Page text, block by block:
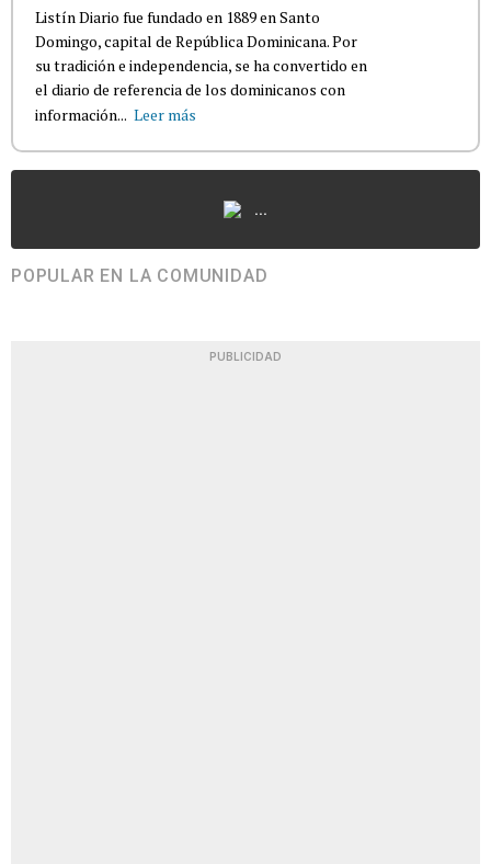
Listín Diario fue fundado en 1889 en Santo
Domingo, capital de República Dominicana. Por
su tradición e independencia, se ha convertido en
el diario de referencia de los dominicanos con
información... Leer más
...
POPULAR EN LA COMUNIDAD
PUBLICIDAD